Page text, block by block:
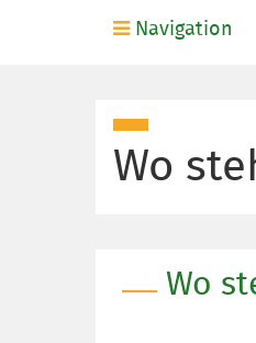
Navigation
Wo
Wo